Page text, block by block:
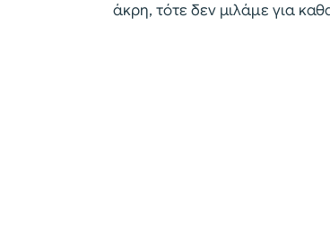
άκρη, τότε δεν μιλάμε για